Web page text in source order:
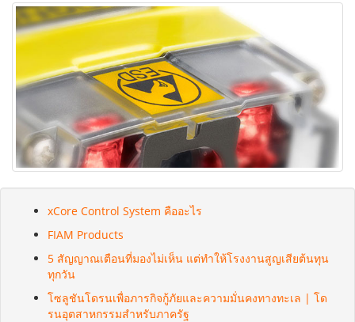
xCore Control System คืออะไร
FIAM Products
5 สัญญาณเตือนที่มองไม่เห็น แต่ทำให้โรงงานสูญเสียต้นทุน
ทุกวัน
โซลูชันโดรนเพื่อภารกิจกู้ภัยและความมั่นคงทางทะเล | โด
รนอุตสาหกรรมสำหรับภาครัฐ